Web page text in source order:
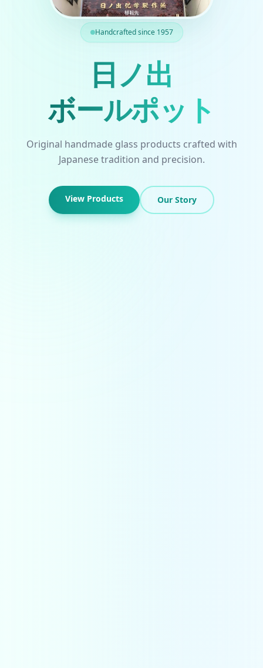
Handcrafted since 1957
日ノ出
ボールポット
Original handmade glass products crafted with
Japanese tradition and precision.
View Products Our Story